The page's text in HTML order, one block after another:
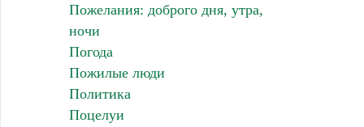
Пожелания: доброго дня, утра,
ночи
Погода
Пожилые люди
Политика
Поцелуи